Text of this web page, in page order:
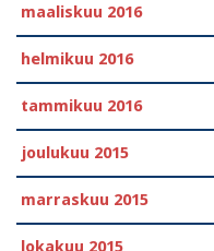
maaliskuu 2016
helmikuu 2016
tammikuu 2016
joulukuu 2015
marraskuu 2015
lokakuu 2015